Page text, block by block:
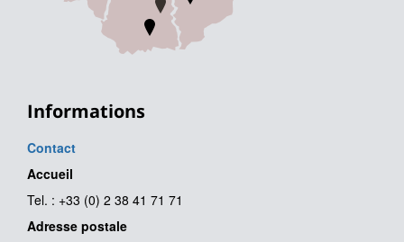
Informations
Contact
Accueil
Tel. : +33 (0) 2 38 41 71 71
Adresse postale